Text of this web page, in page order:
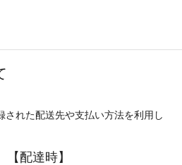
された配送先や支払い方法を利用し
配達時】